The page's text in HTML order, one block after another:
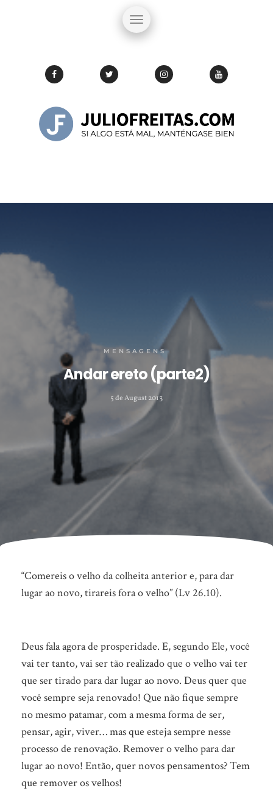
MENSAGENS
Andar ereto (parte2)
5 de August 2013
ereto
(parte2)
“Comereis o velho da colheita anterior e, para dar
lugar ao novo, tirareis fora o velho” (Lv 26.10).
Deus fala agora de prosperidade. E, segundo Ele, você
vai ter tanto, vai ser tão realizado que o velho vai ter
que ser tirado para dar lugar ao novo. Deus quer que
você sempre seja renovado! Que não fique sempre
no mesmo patamar, com a mesma forma de ser,
pensar, agir, viver… mas que esteja sempre nesse
processo de renovação. Remover o velho para dar
lugar ao novo! Então, quer novos pensamentos? Tem
que remover os velhos!